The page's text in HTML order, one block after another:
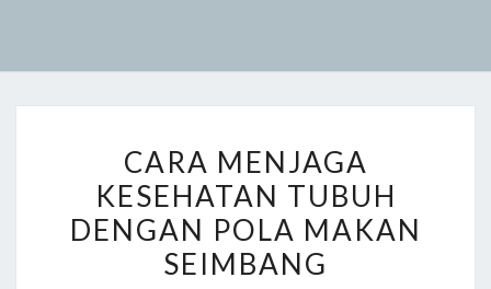
MENJAGA
KESEHATAN
TUBUH
DENGAN
CARA MENJAGA
KESEHATAN TUBUH
DENGAN POLA MAKAN
SEIMBANG